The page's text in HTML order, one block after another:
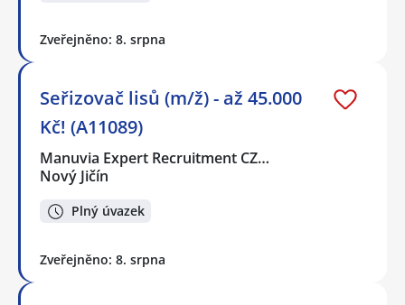
Zveřejněno: 8. srpna
Seřizovač lisů (m/ž) - až 45.000
Kč! (A11089)
Manuvia Expert Recruitment CZ…
Nový Jičín
Plný úvazek
Zveřejněno: 8. srpna